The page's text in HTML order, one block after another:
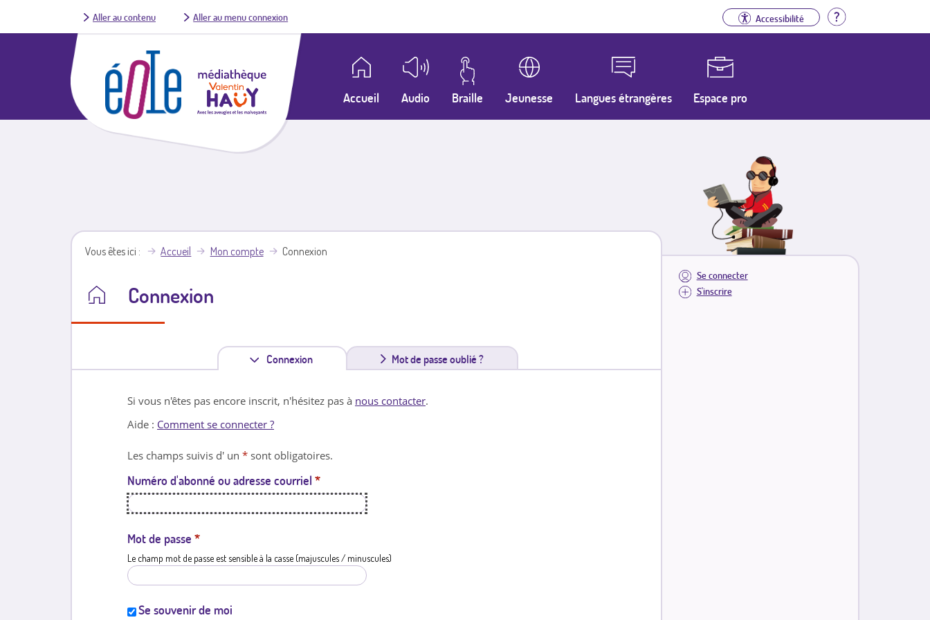
Aller au contenu Aller au menu connexion Accessibilité Aide
Accueil Audio Braille Jeunesse Langues étrangères Espace pro
Se connecter
S'inscrire
Vous êtes ici Accueil Mon compte Connexion
Connexion
Connexion
n
l
e
Mot de passe oublié ?
Si vous n'êtes pas encore inscrit, n'hésitez pas à nous contacter.
Aide : Comment se connecter ?
Les champs suivis d' un * sont obligatoires.
Numéro d'abonné ou adresse courriel *
Mot de passe *
Le champ mot de passe est sensible à la casse (majuscules / minuscules)
Se souvenir de moi